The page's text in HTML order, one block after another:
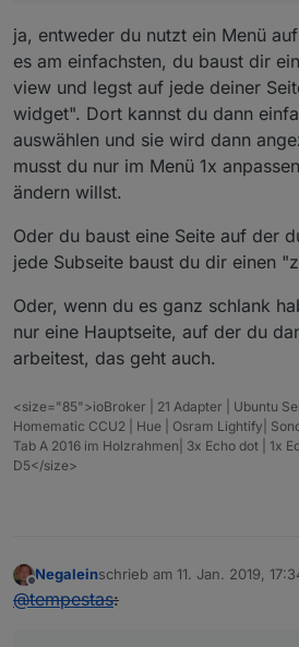
ja, entweder du nutzt ein Menü
es am einfachsten, du baust dir
view und legst auf jede deiner
widget". Dort kannst du dann
auswählen und sie wird dann
musst du nur im Menü 1x
ändern willst.
Oder du baust eine Seite auf der
jede Subseite baust du dir einen
Oder, wenn du es ganz schlank
nur eine Hauptseite, auf der du
arbeitest, das geht auch.
<size="85">ioBroker | 21 Adapter | Ubuntu
Homematic CCU2 | Hue | Osram Lightify|
Tab A 2016 im Holzrahmen| 3x Echo dot | 1x
D5</size>
Offline
Negaleinschrieb am 11. Jan. 2019,
zuletzt editiert von
@tempestas: